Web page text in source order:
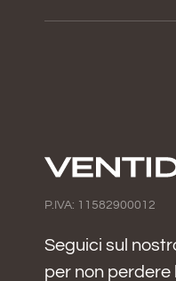
P.IVA: 11582900012
Seguici sul
per non perdere